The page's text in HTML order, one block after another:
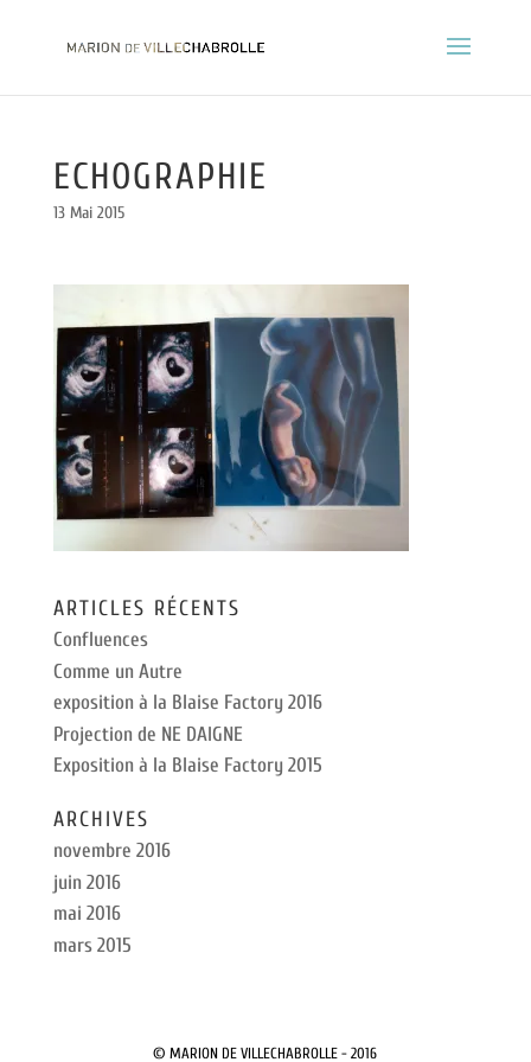
ECHOGRAPHIE
13 Mai 2015
ARTICLES RÉCENTS
Confluences
Comme un Autre
exposition à la Blaise Factory 2016
Projection de NE DAIGNE
Exposition à la Blaise Factory 2015
ARCHIVES
novembre 2016
juin 2016
mai 2016
mars 2015
© MARION DE VILLECHABROLLE - 2016